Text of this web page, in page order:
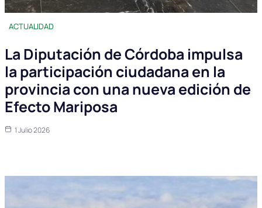
ACTUALIDAD
La Diputación de Córdoba impulsa
la participación ciudadana en la
provincia con una nueva edición de
Efecto Mariposa
1 Julio 2026